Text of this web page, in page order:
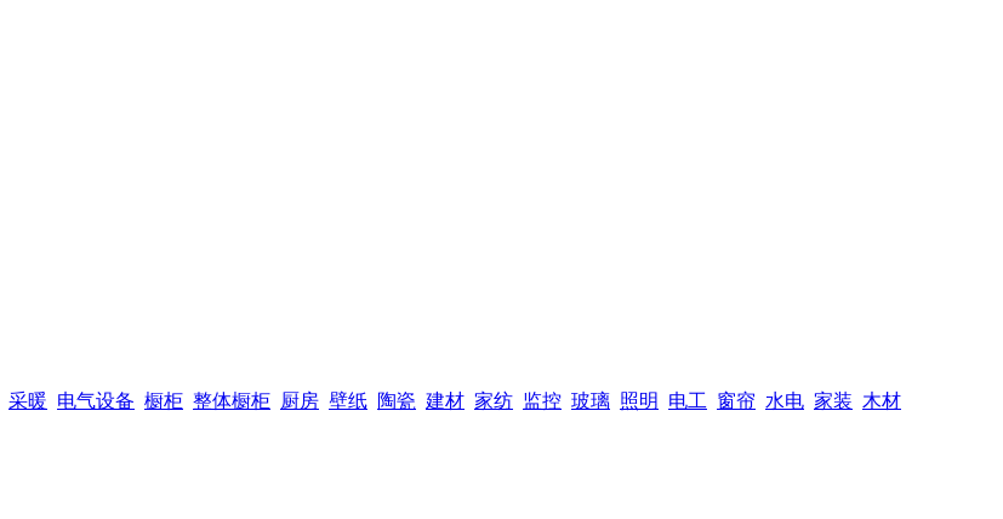
采暖 电气设备 橱柜 整体橱柜 厨房 壁纸 陶瓷 建材 家纺 监控 玻璃 照明 电工 窗帘 水电 家装 木材